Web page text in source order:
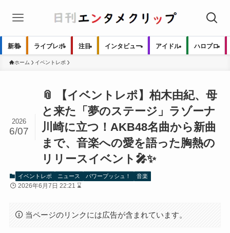
新着 ライブレポ 注目 インタビュー アイドル ハロプロ
ホーム イベントレポ
📎 【イベントレポ】柏木由紀、母
と来た「夢のステージ」ラゾーナ
川崎に立つ！AKB48名曲から新曲
まで、音楽への愛を語った胸熱の
リリースイベント🎤✨
2026
6/07
イベントレポ ニュース パワープッシュ！ 音楽
2026年6月7日 22:21 ⌛
当ページのリンクには広告が含まれています。